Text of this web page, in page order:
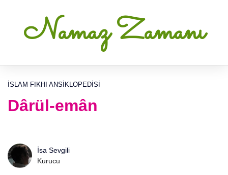
Namaz Zamanı
İSLAM FIKHI ANSIKLOPEDISI
Dârül-emân
İsa Sevgili
Kurucu